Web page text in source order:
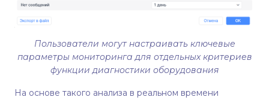
Пользователи могут настраивать ключевые
параметры мониторинга для отдельных критериев
функции диагностики оборудования
На основе такого анализа в реальном времени